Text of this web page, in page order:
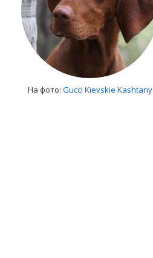
На фото: Gucci Kievskie Kashtany